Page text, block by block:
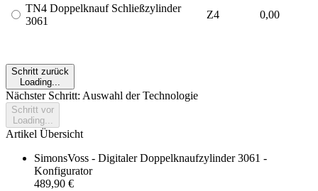
TN4 Doppelknauf Schließzylinder
3061
Z4 0,00
Schritt zurück
Loading...
Nächster Schritt: Auswahl der Technologie
Schritt vor
Loading...
Artikel Übersicht
SimonsVoss - Digitaler Doppelknaufzylinder 3061 -
Konfigurator
489,90 €